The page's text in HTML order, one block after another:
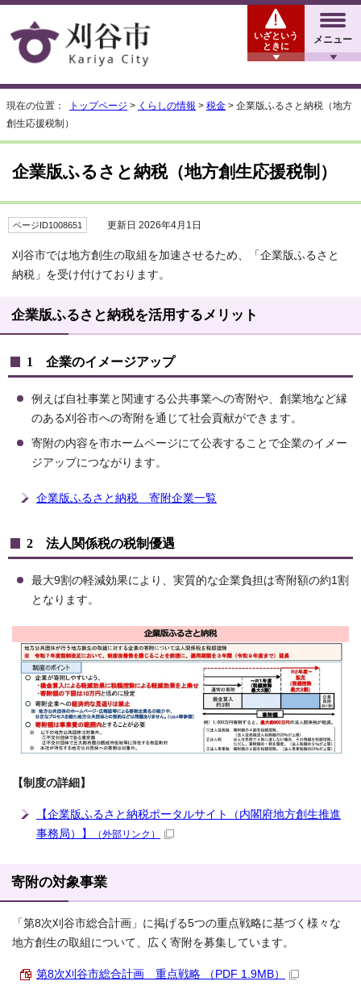
メニュー
いざという
ときに
現在の位置： トップページ > くらしの情報 > 税金 > 企業版ふるさと納税（地方
創生応援税制）
企業版ふるさと納税（地方創生応援税制）
ページID1008651 更新日 2026年4月1日
刈谷市では地方創生の取組を加速させるため、「企業版ふるさと
納税」を受け付けております。
企業版ふるさと納税を活用するメリット
1 企業のイメージアップ
例えば自社事業と関連する公共事業への寄附や、創業地など縁
のある刈谷市への寄附を通じて社会貢献ができます。
寄附の内容を市ホームページにて公表することで企業のイメー
ジアップにつながります。
企業版ふるさと納税 寄附企業一覧
2 法人関係税の税制優遇
最大9割の軽減効果により、実質的な企業負担は寄附額の約1割
となります。
【制度の詳細】
【企業版ふるさと納税ポータルサイト（内閣府地方創生推進
事務局）】
（外部リンク）
寄附の対象事業
「第8次刈谷市総合計画」に掲げる5つの重点戦略に基づく様々な
地方創生の取組について、広く寄附を募集しています。
第8次刈谷市総合計画 重点戦略 （PDF 1.9MB）